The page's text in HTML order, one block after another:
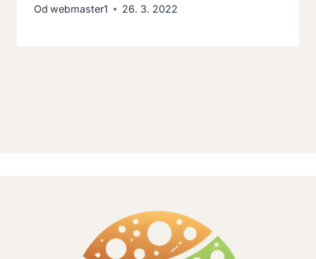
Od webmaster1 26. 3. 2022